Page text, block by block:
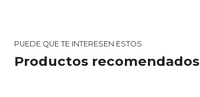
PUEDE QUE TE INTERESEN ESTOS
Productos recomendados